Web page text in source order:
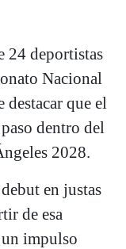
24 deportistas
Nacional
que el
dentro del
2028.
en justas
de esa
impulso